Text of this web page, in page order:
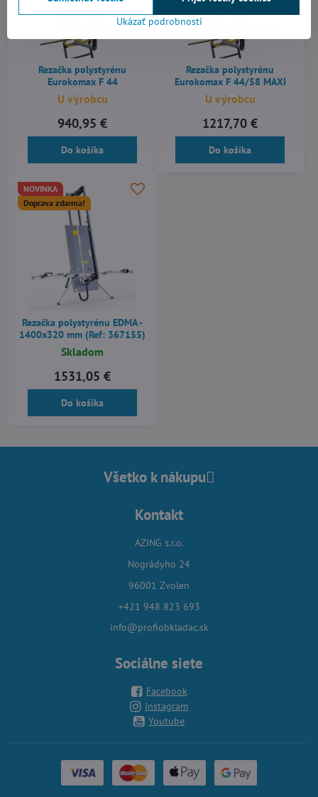
Rezačka polystyrénu
Eurokomax F 44
U výrobcu
940,95 €
Do košíka
Rezačka polystyrénu
Eurokomax F 44/58 MAXI
U výrobcu
1217,70 €
Do košíka
NOVINKA
Doprava zdarma!
Rezačka polystyrénu EDMA -
1400x320 mm (Ref: 367155)
Skladom
1531,05 €
Do košíka
Všetko k nákupu
Kontakt
AZING s.r.o.
Nográdyho 24
96001 Zvolen
+421 948 823 693
info@profiobkladac.sk
Sociálne siete
Facebook
Instagram
Youtube
Ukázať podrobnosti